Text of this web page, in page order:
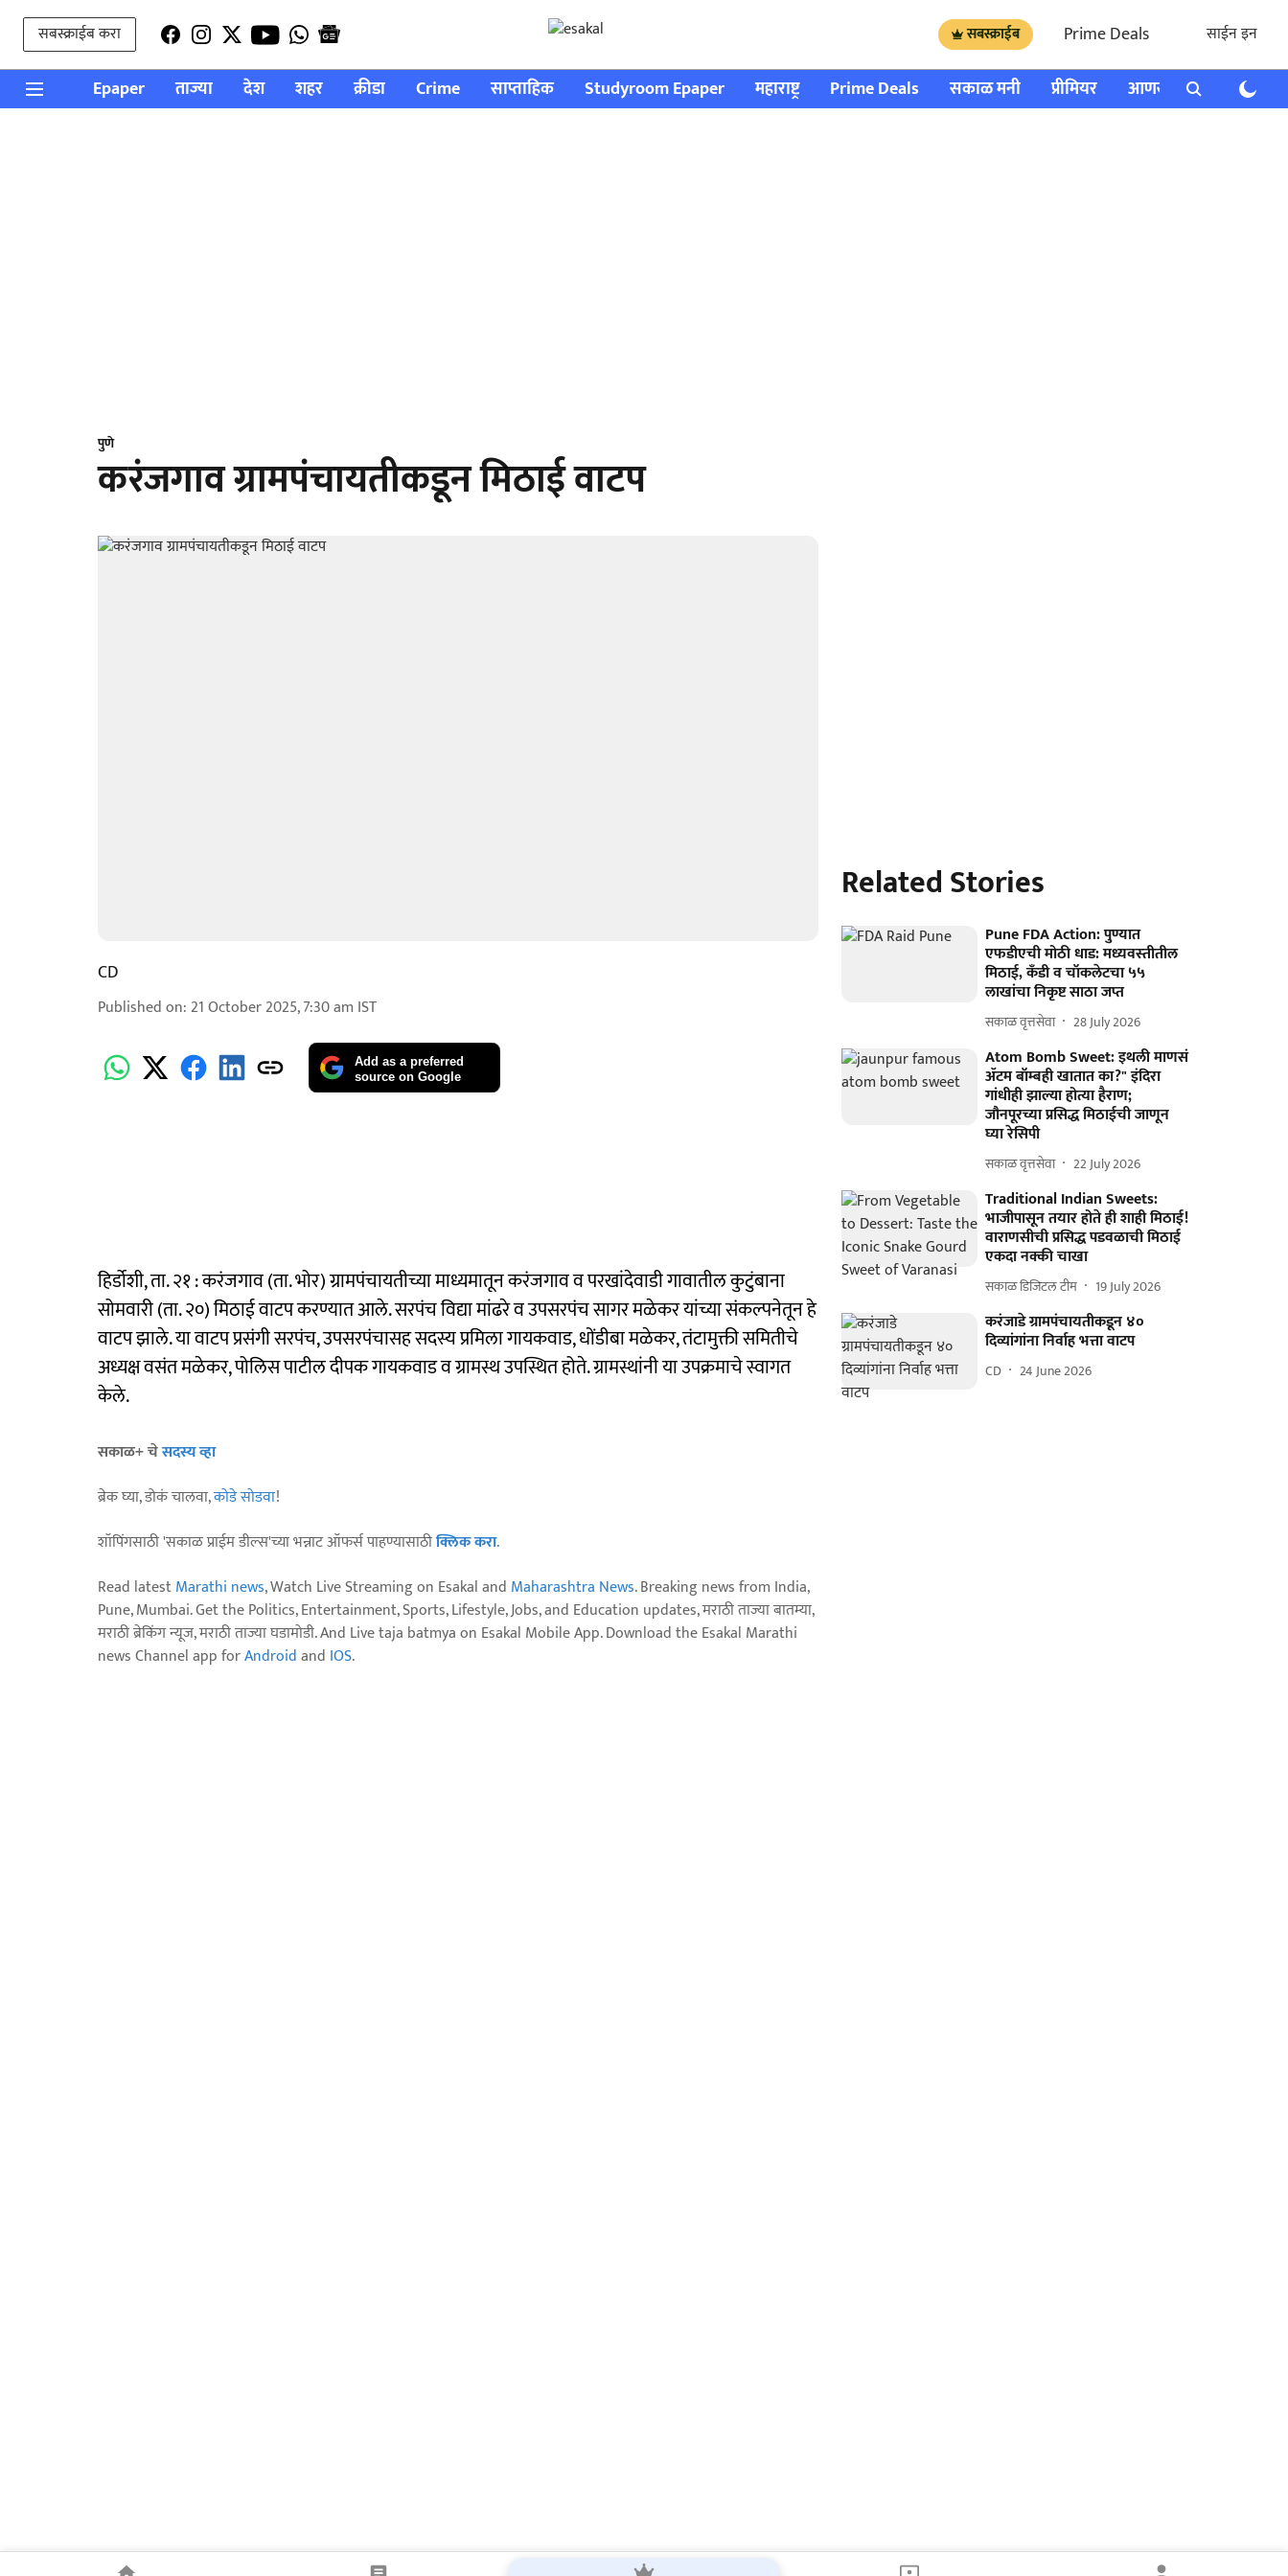
सबस्क्राईब करा सबस्क्राईब Prime Deals साईन इन
Epaper ताज्या देश शहर क्रीडा Crime साप्ताहिक Studyroom Epaper महाराष्ट्र Prime Deals सकाळ मनी प्रीमियर आणखी राशी भविष्य
पुणे
करंजगाव ग्रामपंचायतीकडून मिठाई वाटप
CD
Published on: 21 October 2025, 7:30 am IST
Add as a preferred
source on Google
हिर्डोशी, ता. २१ : करंजगाव (ता. भोर) ग्रामपंचायतीच्या माध्यमातून करंजगाव व परखांदेवाडी गावातील कुटुंबाना
सोमवारी (ता. २०) मिठाई वाटप करण्यात आले. सरपंच विद्या मांढरे व उपसरपंच सागर मळेकर यांच्या संकल्पनेतून हे
वाटप झाले. या वाटप प्रसंगी सरपंच, उपसरपंचासह सदस्य प्रमिला गायकवाड, धोंडीबा मळेकर, तंटामुक्ती समितीचे
अध्यक्ष वसंत मळेकर, पोलिस पाटील दीपक गायकवाड व ग्रामस्थ उपस्थित होते. ग्रामस्थांनी या उपक्रमाचे स्वागत
केले.
सकाळ+ चेसदस्य व्हा
ब्रेक घ्या, डोकं चालवा,कोडे सोडवा!
शॉपिंगसाठी 'सकाळ प्राईम डील्स'च्या भन्नाट ऑफर्स पाहण्यासाठीक्लिक करा.
Read latestMarathi news, Watch Live Streaming on Esakal and Maharashtra News. Breaking news from India,
Pune, Mumbai. Get the Politics, Entertainment, Sports, Lifestyle, Jobs, and Education updates, मराठी ताज्या बातम्या,
मराठी ब्रेकिंग न्यूज, मराठी ताज्या घडामोडी. And Live taja batmya on Esakal Mobile App. Download the Esakal Marathi
news Channel app forAndroidand IOS.
Related Stories
Pune FDA Action: पुण्यात
एफडीएची मोठी धाड: मध्‍यवस्‍तीतील
मिठाई, कँडी व चॉकलेटचा ५५
लाखांचा निकृष्ट साठा जप्त
सकाळ वृत्तसेवा 28 July 2026
Atom Bomb Sweet: इथली माणसं
ॲटम बॉम्बही खातात का?" इंदिरा
गांधीही झाल्या होत्या हैराण;
जौनपूरच्या प्रसिद्ध मिठाईची जाणून
घ्या रेसिपी
सकाळ वृत्तसेवा 22 July 2026
Traditional Indian Sweets:
भाजीपासून तयार होते ही शाही मिठाई!
वाराणसीची प्रसिद्ध पडवळाची मिठाई
एकदा नक्की चाखा
सकाळ डिजिटल टीम 19 July 2026
करंजाडे ग्रामपंचायतीकडून ४०
दिव्यांगांना निर्वाह भत्ता वाटप
CD 24 June 2026